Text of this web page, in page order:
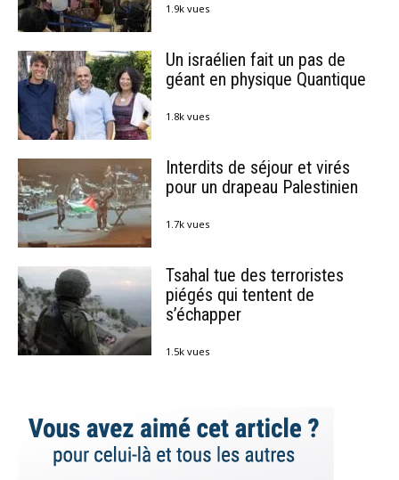
1.9k vues
Un israélien fait un pas de
géant en physique Quantique
1.8k vues
Interdits de séjour et virés
pour un drapeau Palestinien
1.7k vues
Tsahal tue des terroristes
piégés qui tentent de
s’échapper
1.5k vues